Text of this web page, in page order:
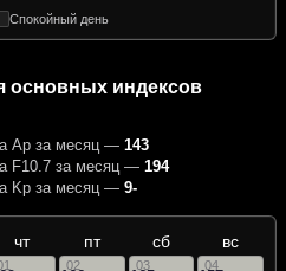
Спокойный день
основных индексов
Ap за месяц — 143
F10.7 за месяц — 194
Kp за месяц — 9-
чт пт сб вс
02 03 04